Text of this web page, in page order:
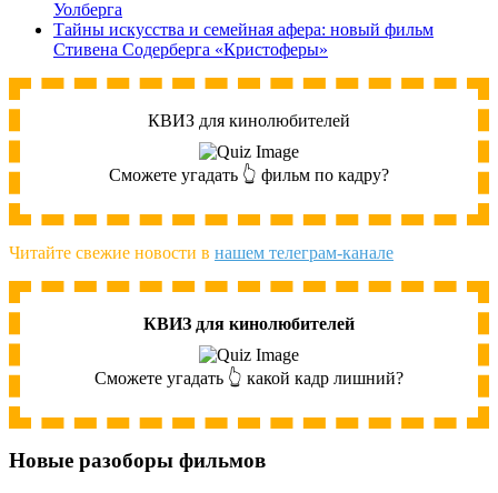
Уолберга
Тайны искусства и семейная афера: новый фильм
Стивена Содерберга «Кристоферы»
КВИЗ для кинолюбителей
Сможете угадать 👆 фильм по кадру?
Читайте свежие новости в нашем телеграм-канале
КВИЗ для кинолюбителей
Сможете угадать 👆 какой кадр лишний?
Новые разоборы фильмов